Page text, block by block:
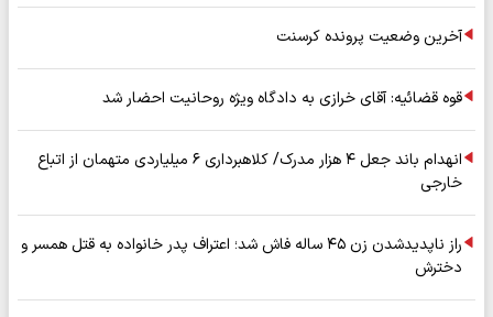
آخرین وضعیت پرونده کرسنت
قوه قضائیه: آقای خرازی به دادگاه ویژه روحانیت احضار شد
انهدام باند جعل ۴ هزار مدرک/ کلاهبرداری ۶ میلیاردی متهمان از اتباع
خارجی
راز ناپدیدشدن زن ۴۵ ساله فاش شد؛ اعتراف پدر خانواده به قتل همسر و
دخترش